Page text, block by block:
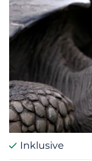
Inklusive